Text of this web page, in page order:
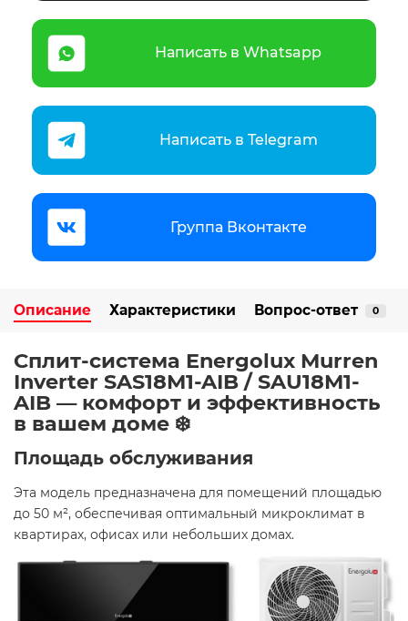
Написать в Whatsapp
Написать в Telegram
Группа Вконтакте
Описание Характеристики Вопрос-ответ 0
Сплит-система Energolux Murren
Inverter SAS18M1-AIB / SAU18M1-
AIB — комфорт и эффективность
в вашем доме ❄️
Площадь обслуживания
Эта модель предназначена для помещений площадью
до 50 м², обеспечивая оптимальный микроклимат в
квартирах, офисах или небольших домах.​